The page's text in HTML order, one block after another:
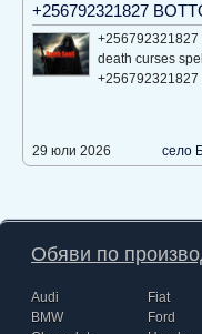
+256792321827
+256792321827
death curses
+256792321827
село
29 юли 2026
Обяви по
Audi
BMW
Fiat
Ford